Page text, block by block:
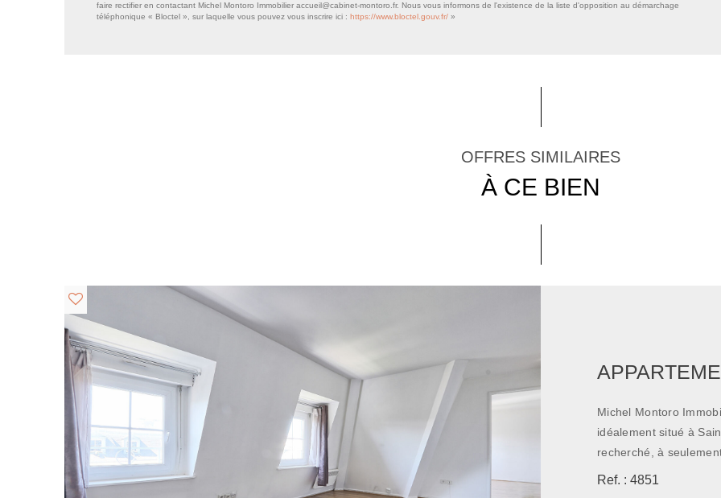
faire rectifier en contactant Michel Montoro Immobilier accueil@cabinet-montoro.fr. Nous vous informons de l'existence de la liste d'opposition au démarchage
téléphonique « Bloctel », sur laquelle vous pouvez vous inscrire ici : https://www.bloctel.gouv.fr/ »
OFFRES SIMILAIRES
À CE BIEN
Michel Montoro
idéalement situé à
recherché, à
des commerces et commodités. Au sein d'une
Ref. : 4851